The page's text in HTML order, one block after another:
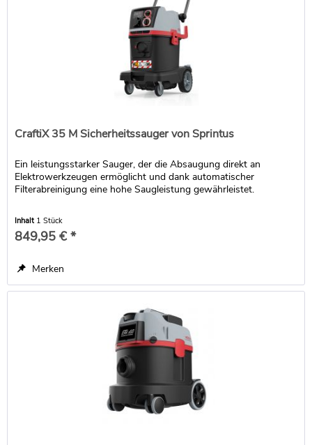
CraftiX 35 M Sicherheitssauger von Sprintus
Ein leistungsstarker Sauger, der die Absaugung direkt an
Elektrowerkzeugen ermöglicht und dank automatischer
Filterabreinigung eine hohe Saugleistung gewährleistet.
Inhalt 1 Stück
849,95 € *
Merken